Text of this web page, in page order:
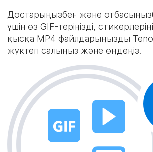
Достарыңызбен және
үшін өз GIF-теріңізді,
қысқа MP4 файлдарыңызды
жүктеп салыңыз және өңдеңіз.